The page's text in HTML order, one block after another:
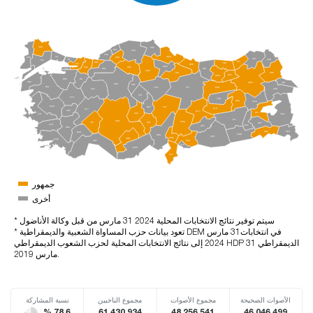
ADN
ADY
AFY
AĞR
AMS
ANK
ANT
ART
AYD
BAL
BİL
BNG
BTL
BOL
BUR
BRS
ÇNK
ÇNK
ÇRM
DNZ
DİY
EDR
ELĞ
ERN
ERM
ESK
GAZ
GİR
GMŞ
HKR
HTY
ISP
MER
İST
İST
İZR
KRS
KAS
KAY
KRK
KIR
KCL
KON
KTH
MLT
MNS
MRŞ
MRD
MUĞ
MUŞ
NEV
NİĞ
ORD
RİZ
SAK
SMN
SRT
SNP
SİV
TEK
TOK
TRB
TUN
ŞAN
UŞK
VAN
YZG
ZNG
AKS
BAY
KRM
KRK
BAT
ŞRK
BRT
ARD
IĞD
YAL
KRB
KLS
OSM
DÜZ
جمهور
أخرى
* سيتم توفير نتائج الانتخابات المحلية 2024 31 مارس من قبل وكالة الأناضول
* تعود بيانات حزب المساواة الشعبية والديمقراطية DEM في انتخابات31 مارس
2024 إلى نتائج الانتخابات المحلية لحزب الشعوب الديمقراطي HDP الديمقراطي 31
مارس 2019.
نسبة المشاركة مجموع الناخبين مجموع الأصوات الأصوات الصحيحة